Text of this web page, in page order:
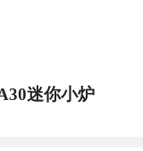
迷你小炉